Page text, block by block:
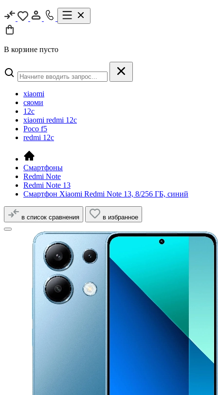
В корзине пусто
xiaomi
сяоми
12c
xiaomi redmi 12c
Poco f5
redmi 12c
Смартфоны
Redmi Note
Redmi Note 13
Смартфон Xiaomi Redmi Note 13, 8/256 ГБ, синий
в список сравнения в избранное